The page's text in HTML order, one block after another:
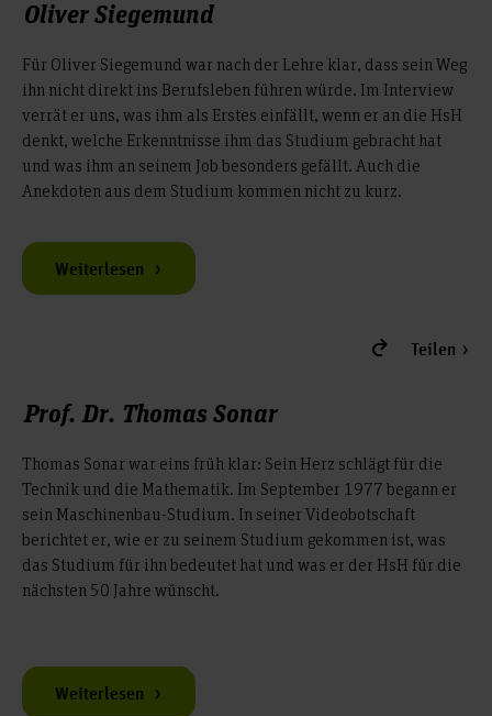
Oliver Siegemund
Für Oliver Siegemund war nach der Lehre klar, dass sein Weg
ihn nicht direkt ins Berufsleben führen würde. Im Interview
verrät er uns, was ihm als Erstes einfällt, wenn er an die HsH
denkt, welche Erkenntnisse ihm das Studium gebracht hat
und was ihm an seinem Job besonders gefällt. Auch die
Anekdoten aus dem Studium kommen nicht zu kurz.
Weiterlesen
Teilen
Prof. Dr. Thomas Sonar
Thomas Sonar war eins früh klar: Sein Herz schlägt für die
Technik und die Mathematik. Im September 1977 begann er
sein Maschinenbau-Studium. In seiner Videobotschaft
berichtet er, wie er zu seinem Studium gekommen ist, was
das Studium für ihn bedeutet hat und was er der HsH für die
nächsten 50 Jahre wünscht.
Weiterlesen